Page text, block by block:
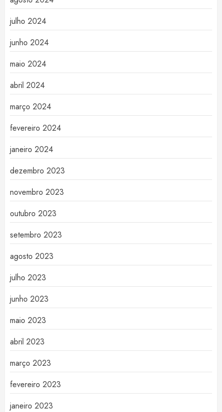
julho 2024
junho 2024
maio 2024
abril 2024
março 2024
fevereiro 2024
janeiro 2024
dezembro 2023
novembro 2023
outubro 2023
setembro 2023
agosto 2023
julho 2023
junho 2023
maio 2023
abril 2023
março 2023
fevereiro 2023
janeiro 2023